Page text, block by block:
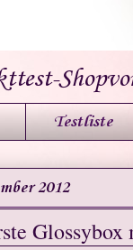
Testliste
2012
Glossybox